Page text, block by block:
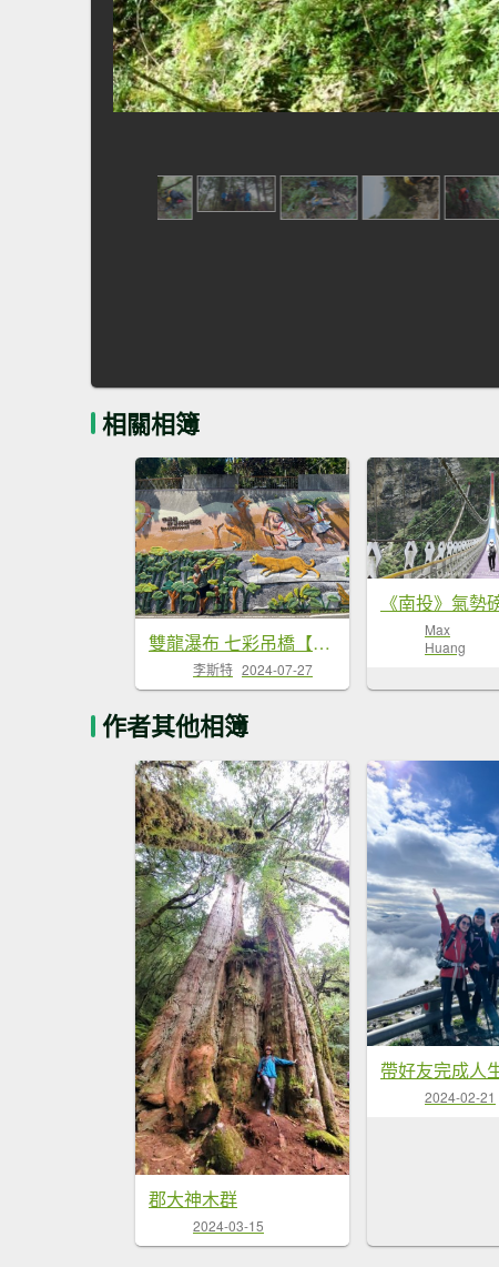
相關相簿
雙龍瀑布 七彩吊橋【別讓吊橋又消失了 大家一起來推國旅吧!!】
李斯特 2024-07-27
Max
Huang
作者其他相簿
郡大神木群
2024-03-15
2024-02-21